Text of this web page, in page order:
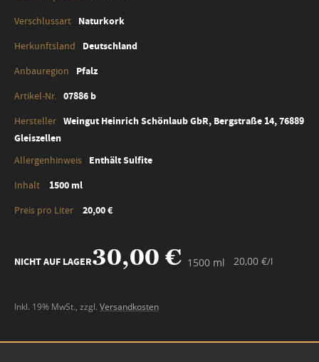
Naturkork
Deutschland
Pfalz
07886 b
Weingut Heinrich Schönlaub GbR, Bergstraße 14, 76889
Gleiszellen
Enthält Sulfite
1500 ml
20,00 €
NICHT AUF LAGER30,00 € 1500 ml
Inkl. 19% MwSt., zzgl. Versandkosten
20,00 €/l